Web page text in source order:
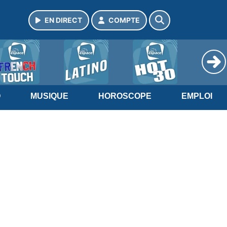
EN DIRECT COMPTE
MUSIQUE HOROSCOPE EMPLOI